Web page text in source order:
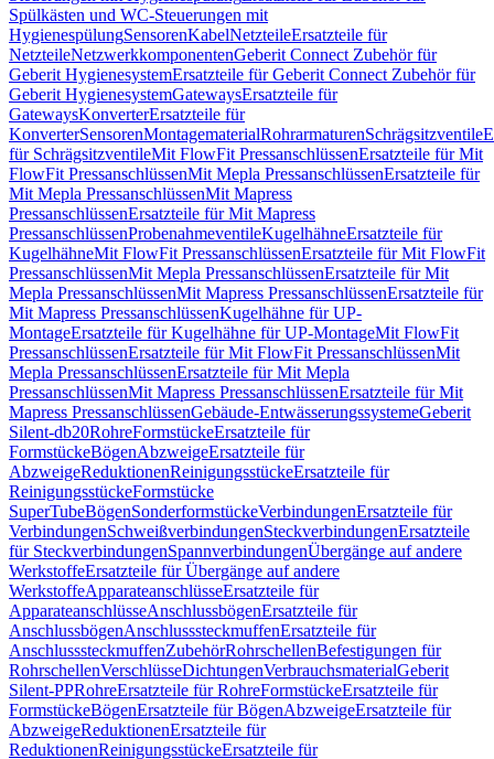
Spülkästen und WC-Steuerungen mit
HygienespülungSensorenKabelNetzteileErsatzteile für
NetzteileNetzwerkkomponentenGeberit Connect Zubehör für
Geberit HygienesystemErsatzteile für Geberit Connect Zubehör für
Geberit HygienesystemGatewaysErsatzteile für
GatewaysKonverterErsatzteile für
KonverterSensorenMontagematerialRohrarmaturenSchrägsitzventile
für SchrägsitzventileMit FlowFit PressanschlüssenErsatzteile für Mit
FlowFit PressanschlüssenMit Mepla PressanschlüssenErsatzteile für
Mit Mepla PressanschlüssenMit Mapress
PressanschlüssenErsatzteile für Mit Mapress
PressanschlüssenProbenahmeventileKugelhähneErsatzteile für
KugelhähneMit FlowFit PressanschlüssenErsatzteile für Mit FlowFit
PressanschlüssenMit Mepla PressanschlüssenErsatzteile für Mit
Mepla PressanschlüssenMit Mapress PressanschlüssenErsatzteile für
Mit Mapress PressanschlüssenKugelhähne für UP-
MontageErsatzteile für Kugelhähne für UP-MontageMit FlowFit
PressanschlüssenErsatzteile für Mit FlowFit PressanschlüssenMit
Mepla PressanschlüssenErsatzteile für Mit Mepla
PressanschlüssenMit Mapress PressanschlüssenErsatzteile für Mit
Mapress PressanschlüssenGebäude-EntwässerungssystemeGeberit
Silent-db20RohreFormstückeErsatzteile für
FormstückeBögenAbzweigeErsatzteile für
AbzweigeReduktionenReinigungsstückeErsatzteile für
ReinigungsstückeFormstücke
SuperTubeBögenSonderformstückeVerbindungenErsatzteile für
VerbindungenSchweißverbindungenSteckverbindungenErsatzteile
für SteckverbindungenSpannverbindungenÜbergänge auf andere
WerkstoffeErsatzteile für Übergänge auf andere
WerkstoffeApparateanschlüsseErsatzteile für
ApparateanschlüsseAnschlussbögenErsatzteile für
AnschlussbögenAnschlusssteckmuffenErsatzteile für
AnschlusssteckmuffenZubehörRohrschellenBefestigungen für
RohrschellenVerschlüsseDichtungenVerbrauchsmaterialGeberit
Silent-PPRohreErsatzteile für RohreFormstückeErsatzteile für
FormstückeBögenErsatzteile für BögenAbzweigeErsatzteile für
AbzweigeReduktionenErsatzteile für
ReduktionenReinigungsstückeErsatzteile für